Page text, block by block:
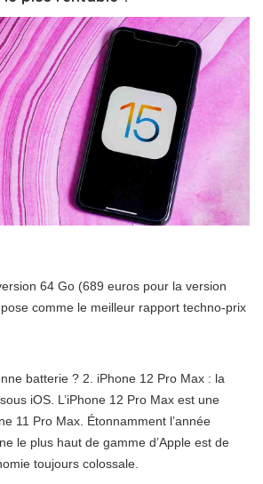
64 Go (689 euros pour la version
comme le meilleur rapport techno-prix
batterie ? 2. iPhone 12 Pro Max : la
iOS. L’iPhone 12 Pro Max est une
11 Pro Max. Étonnamment l’année
le plus haut de gamme d’Apple est de
toujours colossale.